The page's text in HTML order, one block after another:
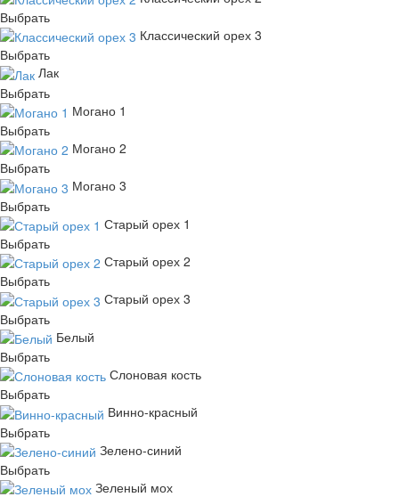
Выбрать
Классический орех 3
Выбрать
Лак
Выбрать
Могано 1
Выбрать
Могано 2
Выбрать
Могано 3
Выбрать
Старый орех 1
Выбрать
Старый орех 2
Выбрать
Старый орех 3
Выбрать
Белый
Выбрать
Слоновая кость
Выбрать
Винно-красный
Выбрать
Зелено-синий
Выбрать
Зеленый мох